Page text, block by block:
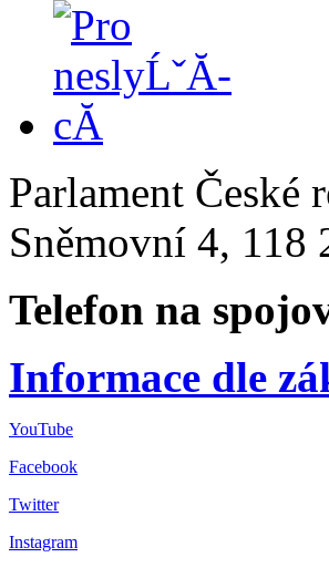
Parlament České
Sněmovní 4, 118
Telefon na
Informace dle
YouTube
Facebook
Twitter
Instagram